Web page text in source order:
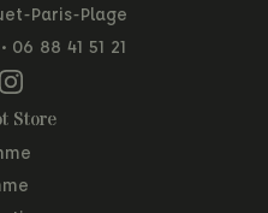
Paris-Plage
• 06 88 41 51 21
Store